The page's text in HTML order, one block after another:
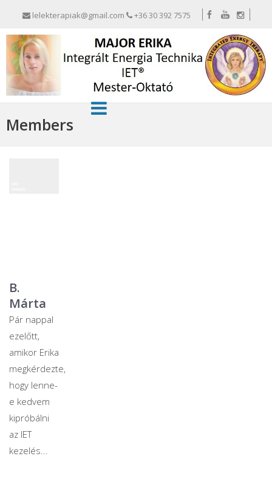
lelekterapiak@gmail.com +36 30 392 7575
Members
B.
Márta
Pár nappal
ezelőtt,
amikor Erika
megkérdezte,
hogy lenne-
e kedvem
kipróbálni
az IET
kezelés...